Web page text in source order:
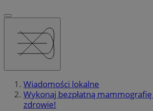
Wiadomości lokalne
Wykonaj bezpłatną
zdrowie!